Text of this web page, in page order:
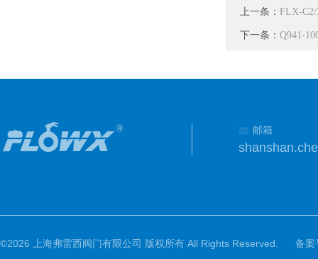
上一条： FLX-
下一条： Q941-
邮箱
©2026 上海弗雷西阀门有限公司 版权所有 All Rights Reserved. 备案